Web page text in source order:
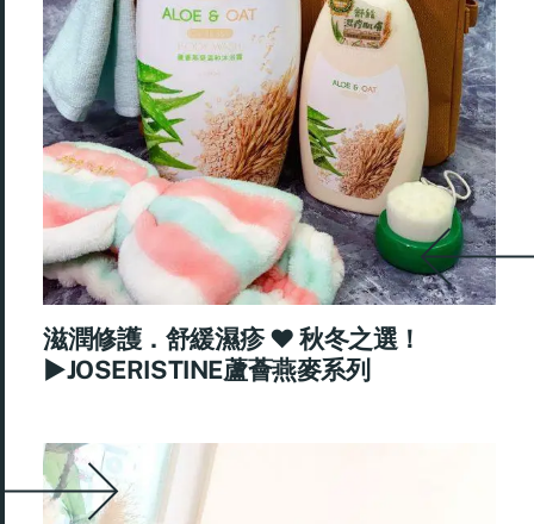
滋潤修護．舒緩濕疹 ♥ 秋冬之選！
►JOSERISTINE蘆薈燕麥系列